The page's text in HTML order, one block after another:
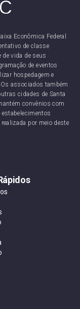
Econômica Federal
de classe
de vida de seus
de eventos
hospedagem e
associados também
cidades de Santa
convênios com
por meio deste